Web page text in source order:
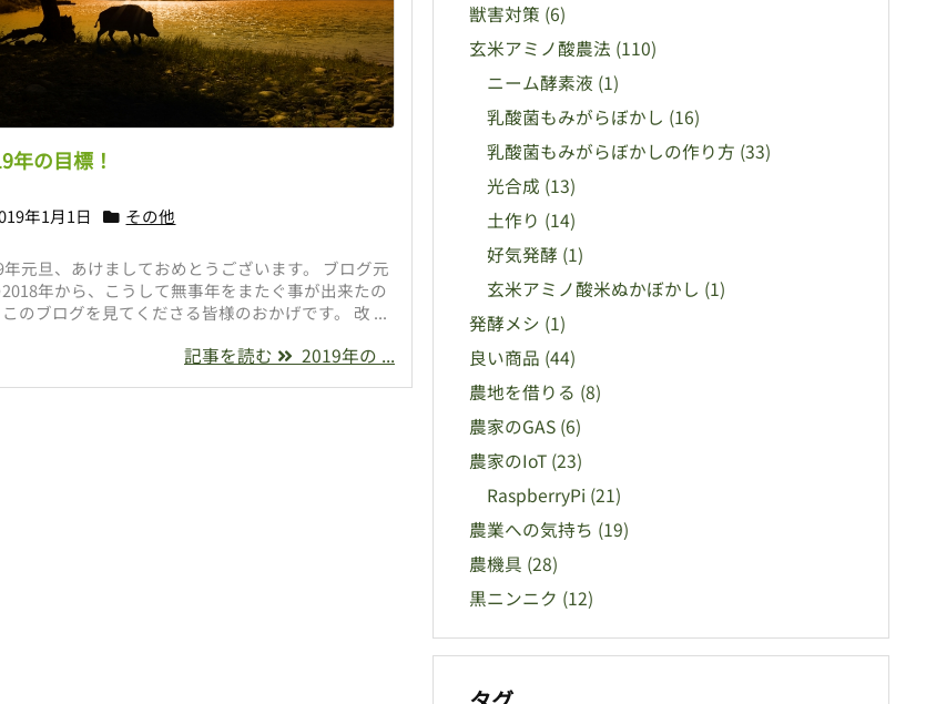
年の目標！
年1月1日 その他
年元旦、あけましておめとうございます。 ブログ元
年から、こうして無事年をまたぐ事が出来たの
のブログを見てくださる皆様のおかげです。 改 ...
記事を読む 2019年の ...
獣害対策 (6)
玄米アミノ酸農法 (110)
ニーム酵素液 (1)
乳酸菌もみがらぼかし (16)
乳酸菌もみがらぼかしの作り方 (33)
光合成 (13)
土作り (14)
好気発酵 (1)
玄米アミノ酸米ぬかぼかし (1)
発酵メシ (1)
良い商品 (44)
農地を借りる (8)
農家のGAS (6)
農家のIoT (23)
RaspberryPi (21)
農業への気持ち (19)
農機具 (28)
黒ニンニク (12)